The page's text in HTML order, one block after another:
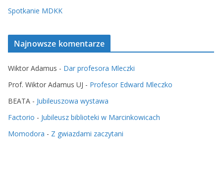
Spotkanie MDKK
Najnowsze komentarze
Wiktor Adamus - Dar profesora Mleczki
Prof. Wiktor Adamus UJ - Profesor Edward Mleczko
BEATA - Jubileuszowa wystawa
Factorio - Jubileusz biblioteki w Marcinkowicach
Momodora - Z gwiazdami zaczytani